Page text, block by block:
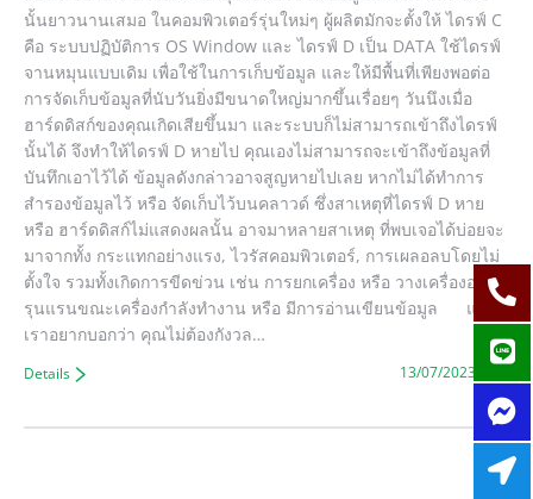
นั้นยาวนานเสมอ ในคอมพิวเตอร์รุ่นใหม่ๆ ผู้ผลิตมักจะตั้งให้ ไดรฟ์ C
คือ ระบบปฏิบัติการ OS Window และ ไดรฟ์ D เป็น DATA ใช้ไดรฟ์
จานหมุนแบบเดิม เพื่อใช้ในการเก็บข้อมูล และให้มีพื้นที่เพียงพอต่อ
การจัดเก็บข้อมูลที่นับวันยิ่งมีขนาดใหญ่มากขึ้นเรื่อยๆ วันนึงเมื่อ
ฮาร์ดดิสก์ของคุณเกิดเสียขึ้นมา และระบบก็ไม่สามารถเข้าถึงไดรฟ์
นั้นได้ จึงทำให้ไดรฟ์ D หายไป คุณเองไม่สามารถจะเข้าถึงข้อมูลที่
บันทึกเอาไว้ได้ ข้อมูลดังกล่าวอาจสูญหายไปเลย หากไม่ได้ทำการ
สำรองข้อมูลไว้ หรือ จัดเก็บไว้บนคลาวด์ ซึ่งสาเหตุที่ไดรฟ์ D หาย
หรือ ฮาร์ดดิสก์ไม่แสดงผลนั้น อาจมาหลายสาเหตุ ที่พบเจอได้บ่อยจะ
มาจากทั้ง กระแทกอย่างแรง, ไวรัสคอมพิวเตอร์, การเผลอลบโดยไม่
ตั้งใจ รวมทั้งเกิดการขีดข่วน เช่น การยกเครื่อง หรือ วางเครื่องอย่าง
รุนแรนขณะเครื่องกำลังทำงาน หรือ มีการอ่านเขียนข้อมูล แต่
เราอยากบอกว่า คุณไม่ต้องกังวล…
13/07/2023
Details